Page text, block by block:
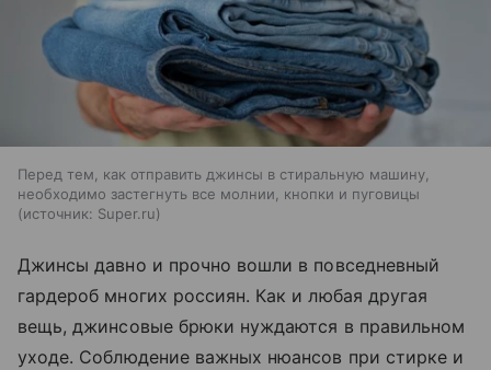
Перед тем, как отправить джинсы в стиральную машину,
необходимо застегнуть все молнии, кнопки и пуговицы
источник: Super.ru
Джинсы давно и прочно вошли в повседневный
гардероб многих россиян. Как и любая другая
вещь, джинсовые брюки нуждаются в правильном
уходе. Соблюдение важных нюансов при стирке и